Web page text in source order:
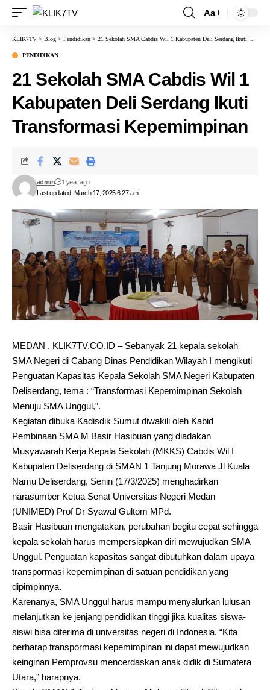
Aa
KLIK7TV > Blog > Pendidikan > 21 Sekolah SMA Cabdis Wil 1 Kabupaten Deli Serdang Ikuti Transformasi Kepemimpinan
PENDIDIKAN
21 Sekolah SMA Cabdis Wil 1
Kabupaten Deli Serdang Ikuti
Transformasi Kepemimpinan
Last updated: March 17, 2025 6:27 am
admin 1 year ago
MEDAN , KLIK7TV.CO.ID – Sebanyak 21 kepala sekolah
SMA Negeri di Cabang Dinas Pendidikan Wilayah I mengikuti
Penguatan Kapasitas Kepala Sekolah SMA Negeri Kabupaten
Deliserdang, tema : “Transformasi Kepemimpinan Sekolah
Menuju SMA Unggul,”.
Kegiatan dibuka Kadisdik Sumut diwakili oleh Kabid
Pembinaan SMA M Basir Hasibuan yang diadakan
Musyawarah Kerja Kepala Sekolah (MKKS) Cabdis Wil I
Kabupaten Deliserdang di SMAN 1 Tanjung Morawa Jl Kuala
Namu Deliserdang, Senin (17/3/2025) menghadirkan
narasumber Ketua Senat Universitas Negeri Medan
(UNIMED) Prof Dr Syawal Gultom MPd.
Basir Hasibuan mengatakan, perubahan begitu cepat sehingga
kepala sekolah harus mempersiapkan diri mewujudkan SMA
Unggul. Penguatan kapasitas sangat dibutuhkan dalam upaya
transpormasi kepemimpinan di satuan pendidikan yang
dipimpinnya.
Karenanya, SMA Unggul harus mampu menyalurkan lulusan
melanjutkan ke jenjang pendidikan tinggi jika kualitas siswa-
siswi bisa diterima di universitas negeri di Indonesia. “Kita
berharap transpormasi kepemimpinan ini dapat mewujudkan
keinginan Pemprovsu mencerdaskan anak didik di Sumatera
Utara,” harapnya.